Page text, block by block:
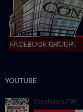
FACEBOOK GROUP
YOUTUBE